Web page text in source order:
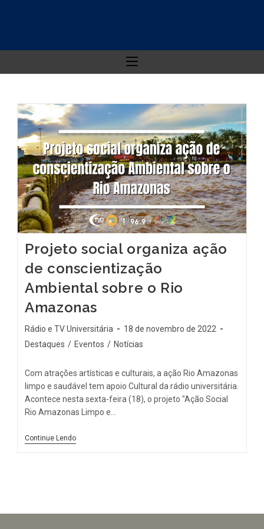
Projeto social organiza ação
de conscientização
Ambiental sobre o Rio
Amazonas
Rádio e TV Universitária
18 de novembro de 2022
Destaques / Eventos / Notícias
Com atrações artísticas e culturais, a ação Rio Amazonas
limpo e saudável tem apoio Cultural da rádio universitária.
Acontece nesta sexta-feira (18), o projeto "Ação Social
Rio Amazonas Limpo e…
Continue Lendo